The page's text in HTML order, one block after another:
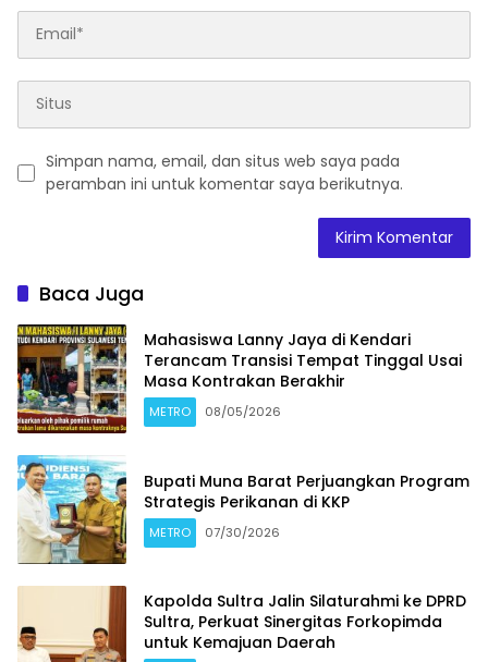
Simpan nama, email, dan situs web saya pada
peramban ini untuk komentar saya berikutnya.
Baca Juga
Mahasiswa Lanny Jaya di Kendari
Terancam Transisi Tempat Tinggal Usai
Masa Kontrakan Berakhir
METRO 08/05/2026
Bupati Muna Barat Perjuangkan Program
Strategis Perikanan di KKP
METRO 07/30/2026
Kapolda Sultra Jalin Silaturahmi ke DPRD
Sultra, Perkuat Sinergitas Forkopimda
untuk Kemajuan Daerah